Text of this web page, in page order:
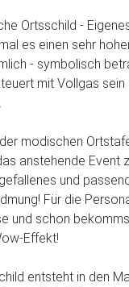
Ortsschild -
es einen sehr
- symbolisch
mit Vollgas
modischen
anstehende Event
und
Für die
und schon
Effekt!
entsteht in den